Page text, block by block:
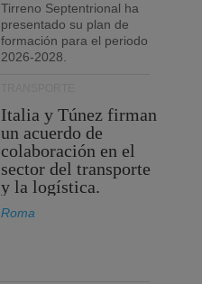
Tirreno Septentrional ha
presentado su plan de
formación para el periodo
2026-2028.
Italia y Túnez firman
un acuerdo de
colaboración en el
sector del transporte
y la logística.
Roma